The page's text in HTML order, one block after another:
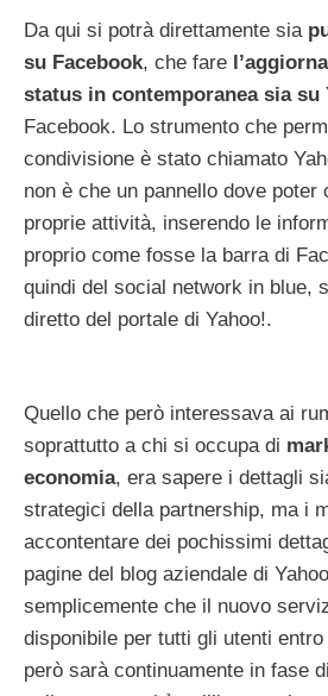
Da qui si potrà direttamente sia
su Facebook, che fare
status in contemporanea sia su
Facebook. Lo strumento che
condivisione è stato chiamato
non è che un pannello dove
proprie attività, inserendo le
proprio come fosse la barra di
quindi del social network in blue,
diretto del portale di Yahoo!.
Quello che però interessava ai
soprattutto a chi si occupa di
economia, era sapere i dettagli
strategici della partnership, ma i
accontentare dei pochissimi
pagine del blog aziendale di
semplicemente che il nuovo
disponibile per tutti gli utenti
però sarà continuamente in fase